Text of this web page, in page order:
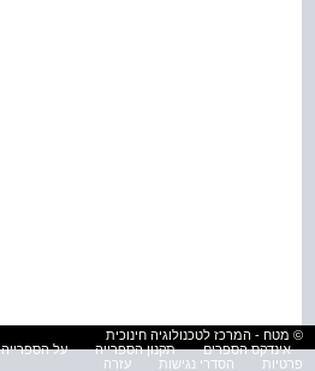
© מטח - המרכז לטכנולוגיה חינוכית
אינדקס הספרים
תקנון הספרייה על הספרייה
פרטיות
הסדרי נגישות עזרה